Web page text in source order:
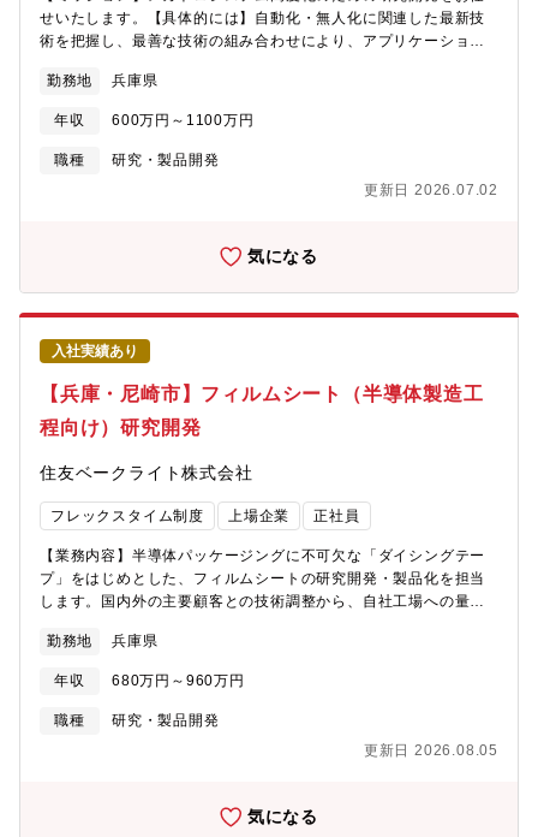
業メーカーでありながらさらに成長をしております。・在宅勤
務、時間単位年休、フレックスタイム制度導入、えるぼし」「く
るみん」の各認定等ワークライフバランスを整えた働き方が可能
です。・パソナから入社実績が多数あり、選考フローを熟知して
せいたします。【具体的には】自動化・無人化に関連した最新技
術を把握し、最善な技術の組み合わせにより、アプリケーション
ことを目指した研究開発業務を担当頂きます。ユーザのニーズを
汲み上げて、種々の制約条件を勘案しながら完成度の高いメカト
ロニクス・自動化システムを開発し、ユーザフィードバックを取
り入れて有用なものを作り上げていただく、当社の将来を担う重
る労働人口減少問題に直結しており、今後、ますますニーズが増
が、携わると幅広知識、経験、ノウハウが得られます。案件が多
いのですぐに実践経験ができ、ご自身の実力を試したいという方
には最適です。【働き方】メカトロ、ロボット開発の研究開発を
中に進めるチームに所属して業務を頂くことになります。社内に
は研修制度も整っており、また軽々豊富なメンバーの手厚い指導
やサポートを受けながら仕事を行っていただけます。フレックス
勤務制、在宅勤務制があります。【同社について】・三菱グルー
プの創業者岩崎彌太郎は政府より工部省長崎造船局を借り受け、
長崎造船所と命名して造船事業を開始したことを契機に1884年に
などの輸送機器、大型ロケットなどの宇宙機器に至るまで、エン
ジニアリングとものづくりのグローバルリーダーとして、社会を
牽引しております。・直近2024年度決算で受注高7兆0,712億円
であり、NO1重工業メーカーでありながらさらに成長をしており
ます。・在宅勤務、時間単位年休、フレックスタイム制度導入、
えるぼし」「くるみん」の各認定等ワークライフバランスを整え
た働き方が可能です。・パソナから入社実績が多数あり、選考フ
す。
勤務地 兵庫県
年収 600万円～1100万円
職種
研究・製品開発
更新日 2026.07.02
気になる
入社実績あり
【兵庫・尼崎市】フィルムシート（半導体製造工
程向け）研究開発
住友ベークライト株式会社
フレックスタイム制度 上場企業 正社員
【業務内容】半導体パッケージングに不可欠な「ダイシングテー
プ」をはじめとした、フィルムシートの研究開発・製品化を担当
します。国内外の主要顧客との技術調整から、自社工場への量産
して幅広く活躍いただきます。【事業ビジョン】急速に拡大・高
度化を遂げるグローバルな半導体後工程関連の成長市場に向け
て、新たな価値を付与した多彩な機能性フィルムでお客様のうれ
しさを創造する。【配属部署】フィルム・シート研究所 研究部
む （女性合計１２名）＜部署の雰囲気＞社内外とのコミュニケ
る。また、20～50代の幅広い年齢層で技術色が強く、新製品を開
発するやりがいのある部署。社員同士が仕事以外でも共通の趣味
勤務地 兵庫県
年収 680万円～960万円
職種
研究・製品開発
更新日 2026.08.05
気になる